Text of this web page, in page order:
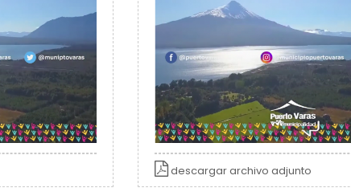
descargar archivo adjunto